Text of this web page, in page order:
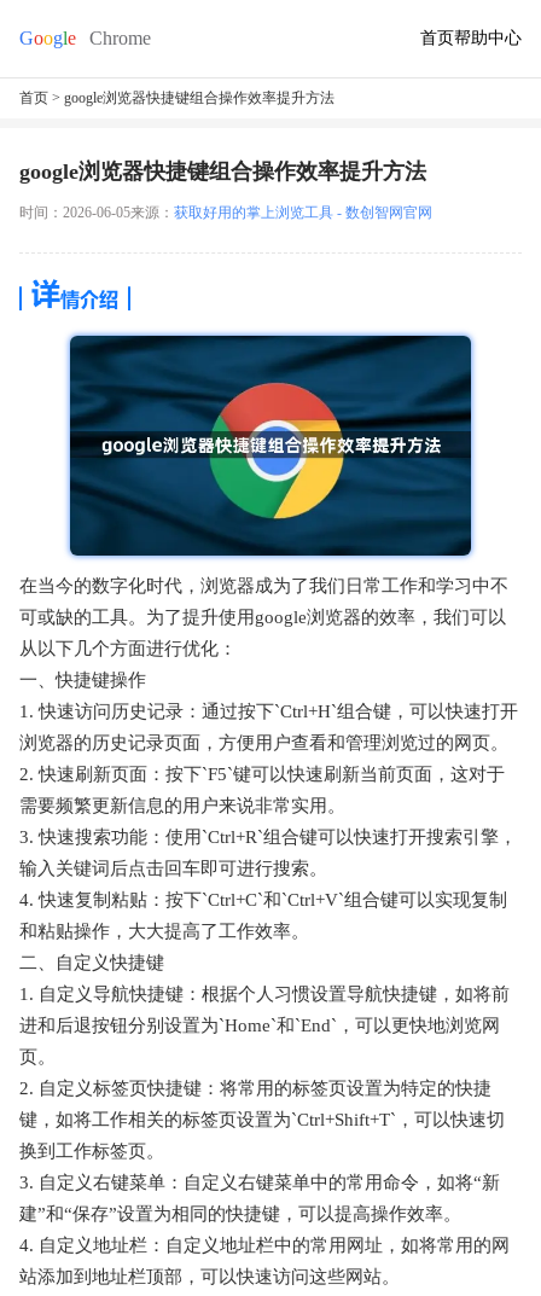
首页帮助中心
首页 > google浏览器快捷键组合操作效率提升方法
google浏览器快捷键组合操作效率提升方法
时间：2026-06-05来源： 获取好用的掌上浏览工具 - 数创智网官网
在当今的数字化时代，浏览器成为了我们日常工作和学习中不
可或缺的工具。为了提升使用google浏览器的效率，我们可以
从以下几个方面进行优化：
一、快捷键操作
1. 快速访问历史记录：通过按下`Ctrl+H`组合键，可以快速打开
浏览器的历史记录页面，方便用户查看和管理浏览过的网页。
2. 快速刷新页面：按下`F5`键可以快速刷新当前页面，这对于
需要频繁更新信息的用户来说非常实用。
3. 快速搜索功能：使用`Ctrl+R`组合键可以快速打开搜索引擎，
输入关键词后点击回车即可进行搜索。
4. 快速复制粘贴：按下`Ctrl+C`和`Ctrl+V`组合键可以实现复制
和粘贴操作，大大提高了工作效率。
二、自定义快捷键
1. 自定义导航快捷键：根据个人习惯设置导航快捷键，如将前
进和后退按钮分别设置为`Home`和`End`，可以更快地浏览网
页。
2. 自定义标签页快捷键：将常用的标签页设置为特定的快捷
键，如将工作相关的标签页设置为`Ctrl+Shift+T`，可以快速切
换到工作标签页。
3. 自定义右键菜单：自定义右键菜单中的常用命令，如将“新
建”和“保存”设置为相同的快捷键，可以提高操作效率。
4. 自定义地址栏：自定义地址栏中的常用网址，如将常用的网
站添加到地址栏顶部，可以快速访问这些网站。